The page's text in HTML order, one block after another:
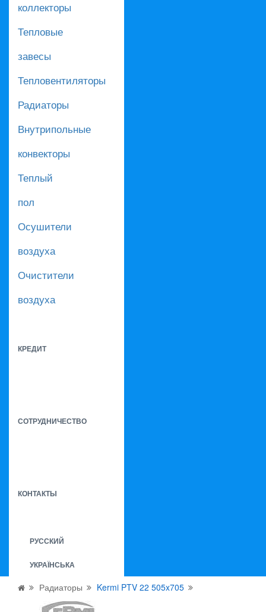
коллекторы
Тепловые
завесы
Тепловентиляторы
Радиаторы
Внутрипольные
конвекторы
Теплый
пол
Осушители
воздуха
Очистители
воздуха
КРЕДИТ
СОТРУДНИЧЕСТВО
КОНТАКТЫ
РУССКИЙ
УКРАЇНСЬКА
Радиаторы Kermi PTV 22 505x705